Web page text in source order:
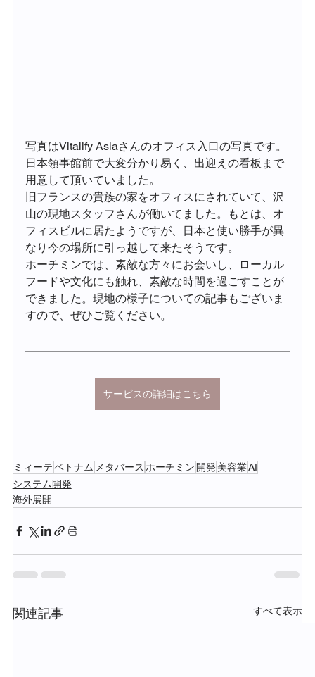
写真はVitalify Asiaさんのオフィス入口の写真です。
日本領事館前で大変分かり易く、出迎えの看板まで
用意して頂いていました。
旧フランスの貴族の家をオフィスにされていて、沢
山の現地スタッフさんが働いてました。もとは、オ
フィスビルに居たようですが、日本と使い勝手が異
なり今の場所に引っ越して来たそうです。
ホーチミンでは、素敵な方々にお会いし、ローカル
フードや文化にも触れ、素敵な時間を過ごすことが
できました。現地の様子についての記事もございま
すので、ぜひご覧ください。
サービスの詳細はこちら
ミィーテベトナム メタバース ホーチミン 開発 美容業AI
システム開発
海外展開
関連記事 すべて表示